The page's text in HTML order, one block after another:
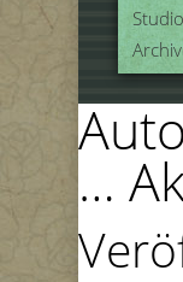
…